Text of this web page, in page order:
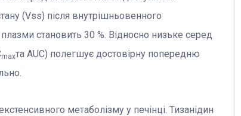
(Vss) після внутрішньовенного
становить 30 %. Відносно низьке серед
maxта AUC) полегшує достовірну попередню
метаболізму у печінці. Тизанідин